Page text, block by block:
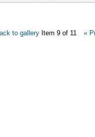
to gallery Item 9 of 11 «